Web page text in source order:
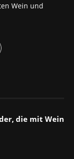
Wein und
die mit Wein